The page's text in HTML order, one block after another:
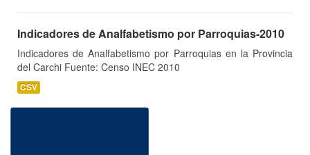
Indicadores de Analfabetismo por Parroquias-2010
Indicadores de Analfabetismo por Parroquias en la Provincia
del Carchi Fuente: Censo INEC 2010
CSV